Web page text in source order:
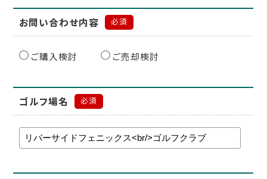
お問い合わせ内容 必須
ご購入検討 ご売却検討
ゴルフ場名 必須